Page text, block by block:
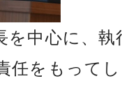
を中心に、
任をもって